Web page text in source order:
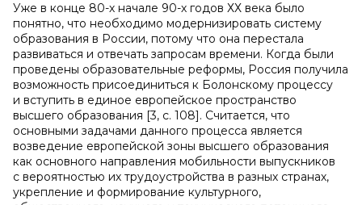
Уже в конце 80-х начале 90-х годов ХХ века было
понятно, что необходимо модернизировать систему
образования в России, потому что она перестала
развиваться и отвечать запросам времени. Когда были
проведены образовательные реформы, Россия получила
возможность присоединиться к Болонскому процессу
и вступить в единое европейское пространство
высшего образования [3, с. 108]. Считается, что
основными задачами данного процесса является
возведение европейской зоны высшего образования
как основного направления мобильности выпускников
с вероятностью их трудоустройства в разных странах,
укрепление и формирование культурного,